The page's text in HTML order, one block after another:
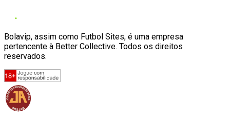
Bolavip, assim como Futbol Sites, é uma empresa
pertencente à Better Collective. Todos os direitos
reservados.